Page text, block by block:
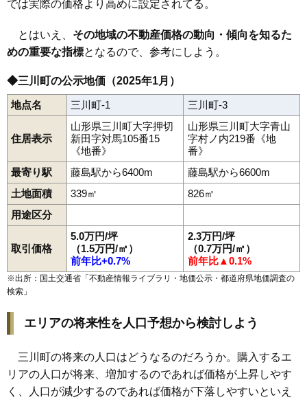
では実際の価格より高めに設定されてる。
とはいえ、 その地域の不動産価格の動向・傾向を知るた
めの重要な指標となるので、参考にしよう。
◆三川町の公示地価（2025年1月）
地点名 三川町-1 三川町-3
住居表示
山形県三川町大字押切
新田字対馬105番15
《地番》
山形県三川町大字青山
字村ノ内219番《地
番》
最寄り駅
藤島駅から6400m
藤島駅から6600m
土地面積
339㎡
826㎡
用途区分
取引価格
5.0万円/坪
（1.5万円/㎡）
前年比+0.7%
2.3万円/坪
（0.7万円/㎡）
前年比▲0.1%
※出所：国土交通省「 不動産情報ライブラリ・地価公示・都道府県地価調査の
検索 」
エリアの将来性を人口予想から検討しよう
三川町の将来の人口はどうなるのだろうか。購入するエ
リアの人口が将来、増加するのであれば価格が上昇しやす
く、人口が減少するのであれば価格が下落しやすいといえ